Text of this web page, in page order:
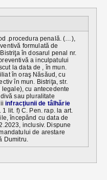
.procedura penală. (…),
formulată de
în dosarul penal nr.
a inculpatului
la data de , în mun.
în oraş Năsăud, cu
în mun. Bistriţa, str.
cu antecedente
sau pluralitate
infracţiunii de tâlhărie
lit. f) C. Pen. rap. la art.
începând cu data de
inclusiv. Dispune
de arestare
Dumitru.